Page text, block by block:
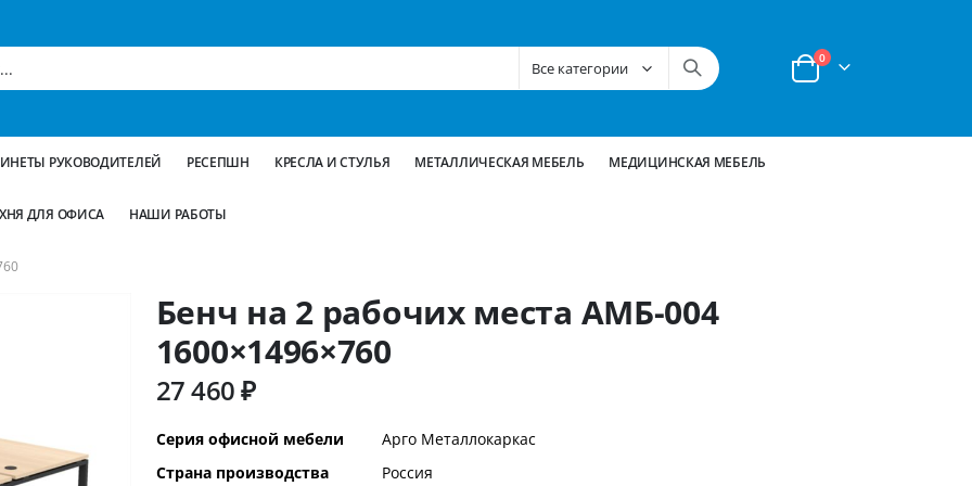
Корзина
0позиции
РУКОВОДИТЕЛЕЙ РЕСЕПШН КРЕСЛА И СТУЛЬЯ МЕТАЛЛИЧЕСКАЯ МЕБЕЛЬ МЕДИЦИНСКАЯ МЕБЕЛЬ
ДЛЯ ОФИСА НАШИ РАБОТЫ
Бенч на 2 рабочих места АМБ-004
1600×1496×760
27 460 ₽
Дополнительная
информация
Серия офисной мебели
Арго Металлокаркас
Страна производства
Россия